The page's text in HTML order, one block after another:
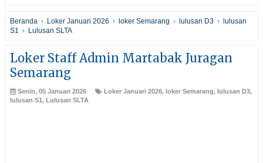
Beranda › Loker Januari 2026 › loker Semarang › lulusan D3 › lulusan
S1
› Lulusan SLTA
Loker Staff Admin Martabak Juragan
Semarang
Senin, 05 Januari 2026 Loker Januari 2026, loker Semarang, lulusan D3,
lulusan S1, Lulusan SLTA